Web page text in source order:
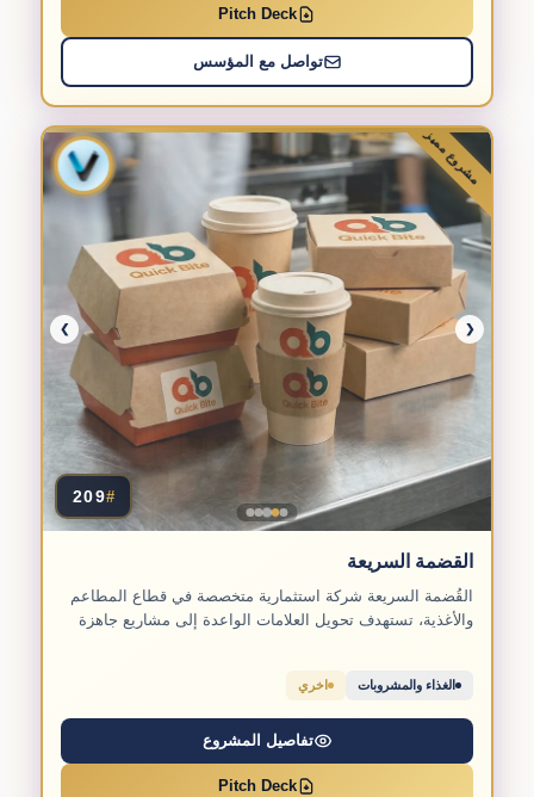
Pitch Deck
تواصل مع المؤسس
مشروع مميز
❮
❯
#
209
القضمة السريعة
القُضمة السريعة شركة استثمارية متخصصة في قطاع المطاعم
والأغذية، تستهدف تحويل العلامات الواعدة إلى مشاريع جاهزة
الغذاء والمشروبات اخري
تفاصيل المشروع
Pitch Deck